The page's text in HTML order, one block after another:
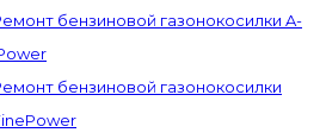
бензиновой газонокосилки A-
бензиновой газонокосилки